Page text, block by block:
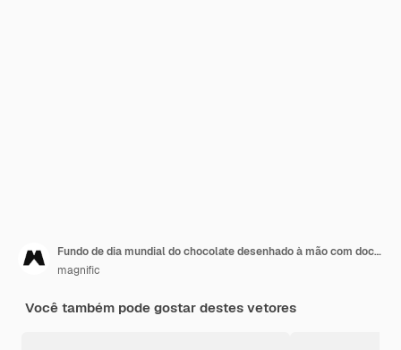
Fundo de dia mundial do chocolate desenhado à mão com doces de chocolate
magnific
Você também pode gostar destes vetores